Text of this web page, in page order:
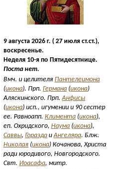
9 августа 2026 г. ( 27 июля ст.ст.),
воскресенье.
Неделя 10-я по Пятидесятнице.
Поста нет.
Вмч. и целителя Пантелеимона
(икона). Прп. Германа (икона)
Аляскинского. Прп.Анфисы
(икона) исп., игумении и 90 сестер
ее. Равноапп. Климента (икона),
еп. Охридского, Наума (икона),
Саввы, Горазда иАнгеляра. Блж.
Николая (икона) Кочанова, Христа
ради юродивого, Новгородского.
Свт. Иоасафа, митр.